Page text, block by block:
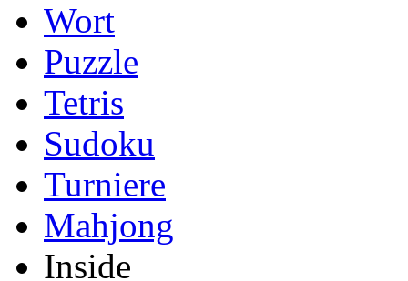
Wort
Puzzle
Tetris
Sudoku
Turniere
Mahjong
Inside